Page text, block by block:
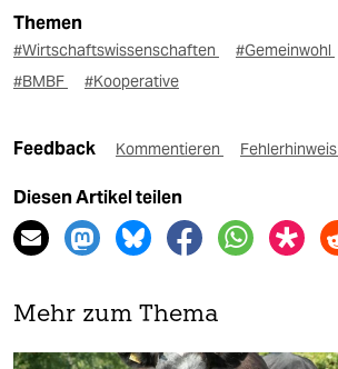
Themen
#Wirtschaftswissenschaften #Gemeinwohl
#BMBF
#Kooperative
Feedback Kommentieren Fehlerhinweis
Diesen Artikel teilen
Mehr zum Thema